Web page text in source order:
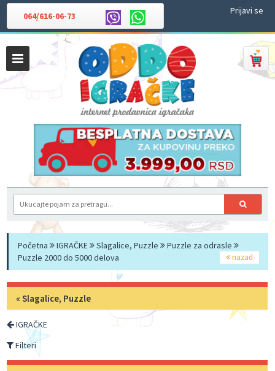
064/616-06-73 Prijavi se
Početna IGRAČKE Slagalice, Puzzle
Puzzle za odrasle
Puzzle 2000 do 5000 delova
nazad
«Slagalice, Puzzle
IGRAČKE
Filteri